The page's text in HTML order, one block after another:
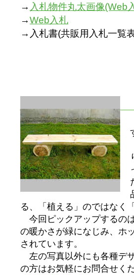
→ 入札物件丸太画像(Web
→Web入札
→入札書(共販用入札一覧
る、「植える」のではなく
今回ピックアップするの
の暖かさが緑になじみ、ホ
されています。
左の写真以外にも各種デ
の方はお気軽にお問合せく